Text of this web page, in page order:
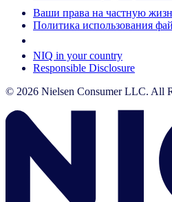
Ваши права на частную
Политика использования
NIQ in your country
Responsible Disclosure
© 2026 Nielsen Consumer LLC. All